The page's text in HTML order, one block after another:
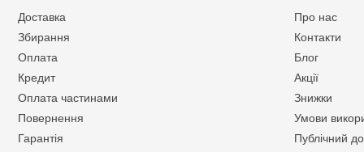
Доставка
Збирання
Оплата
Кредит
Оплата частинами
Повернення
Гарантія
Про нас
Контакти
Блог
Акції
Знижки
Умови
Публічний